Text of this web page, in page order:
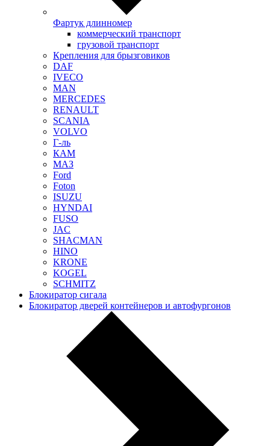
Фартук длинномер
коммерческий транспорт
грузовой транспорт
Крепления для брызговиков
DAF
IVECO
MAN
MERCEDES
RENAULT
SCANIA
VOLVO
Г-ль
КАМ
МАЗ
Ford
Foton
ISUZU
HYNDAI
FUSO
JAC
SHACMAN
HINO
KRONE
KOGEL
SCHMITZ
Блокиратор сигала
Блокиратор дверей контейнеров и автофургонов